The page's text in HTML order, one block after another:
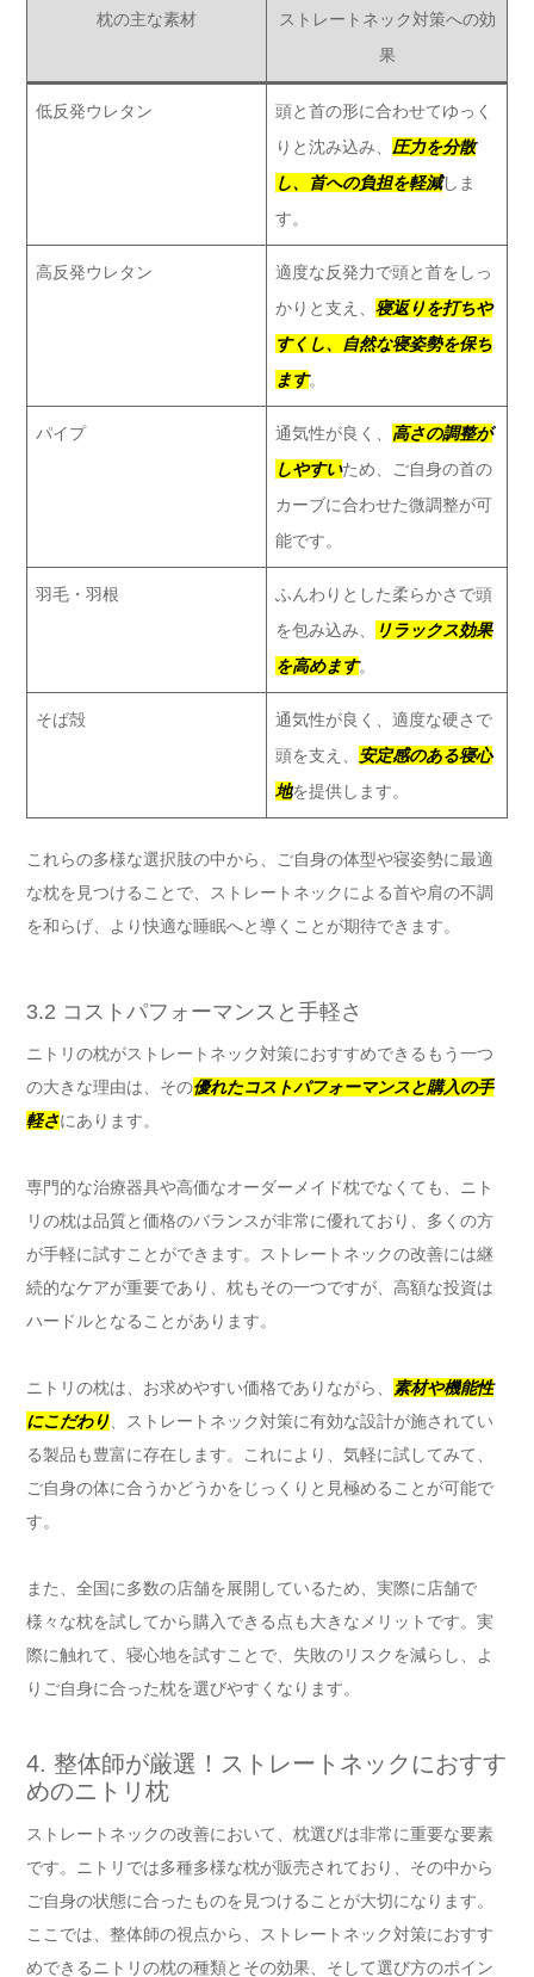
枕の主な素材
ストレートネック対策への効
果
低反発ウレタン
頭と首の形に合わせてゆっく
りと沈み込み、 圧力を分散
し、首への負担を軽減しま
す。
高反発ウレタン
適度な反発力で頭と首をしっ
かりと支え、 寝返りを打ちや
すくし、自然な寝姿勢を保ち
ます。
パイプ 通気性が良く、 高さの調整が
しやすいため、ご自身の首の
カーブに合わせた微調整が可
能です。
羽毛・羽根
ふんわりとした柔らかさで頭
を包み込み、
リラックス効果
を高めます。
そば殻
通気性が良く、適度な硬さで
頭を支え、 安定感のある寝心
地を提供します。
これらの多様な選択肢の中から、ご自身の体型や寝姿勢に最適
な枕を見つけることで、ストレートネックによる首や肩の不調
を和らげ、より快適な睡眠へと導くことが期待できます。
3.2 コストパフォーマンスと手軽さ
ニトリの枕がストレートネック対策におすすめできるもう一つ
の大きな理由は、その優れたコストパフォーマンスと購入の手
軽さにあります。
専門的な治療器具や高価なオーダーメイド枕でなくても、ニト
リの枕は品質と価格のバランスが非常に優れており、多くの方
が手軽に試すことができます。ストレートネックの改善には継
続的なケアが重要であり、枕もその一つですが、高額な投資は
ハードルとなることがあります。
ニトリの枕は、お求めやすい価格でありながら、
素材や機能性
にこだわり 、ストレートネック対策に有効な設計が施されてい
る製品も豊富に存在します。これにより、気軽に試してみて、
ご自身の体に合うかどうかをじっくりと見極めることが可能で
す。
また、全国に多数の店舗を展開しているため、実際に店舗で
様々な枕を試してから購入できる点も大きなメリットです。実
際に触れて、寝心地を試すことで、失敗のリスクを減らし、よ
りご自身に合った枕を選びやすくなります。
4. 整体師が厳選！ストレートネックにおすす
めのニトリ枕
ストレートネックの改善において、枕選びは非常に重要な要素
です。ニトリでは多種多様な枕が販売されており、その中から
ご自身の状態に合ったものを見つけることが大切になります。
ここでは、整体師の視点から、ストレートネック対策におすす
めできるニトリの枕の種類とその効果、そして選び方のポイン